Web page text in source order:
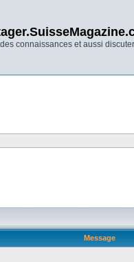
connaissances et aussi
Message